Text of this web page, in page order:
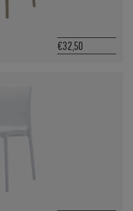
€32,50